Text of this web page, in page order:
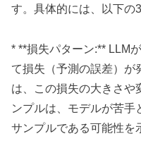
す。具体的には、以下の
* **損失パターン:** LLM
て損失（予測の誤差）が
は、この損失の大きさや
ンプルは、モデルが苦手
サンプルである可能性を